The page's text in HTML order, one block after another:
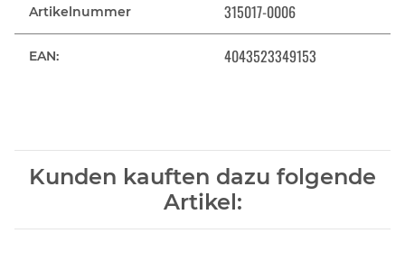
Artikelnummer 315017-0006
EAN: 4043523349153
Kunden kauften dazu folgende
Artikel: